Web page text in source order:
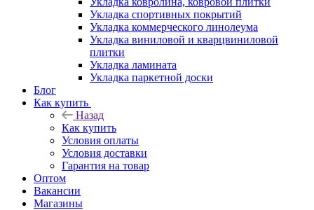
Укладка спортивных покрытий
Укладка коммерческого линолеума
Укладка виниловой и кварцвиниловой
плитки
Укладка ламината
Укладка паркетной доски
Блог
Как купить
Назад
Как купить
Условия оплаты
Условия доставки
Гарантия на товар
Оптом
Вакансии
Магазины